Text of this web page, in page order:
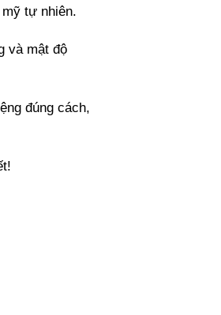
tự nhiên.
và mật độ
đúng cách,